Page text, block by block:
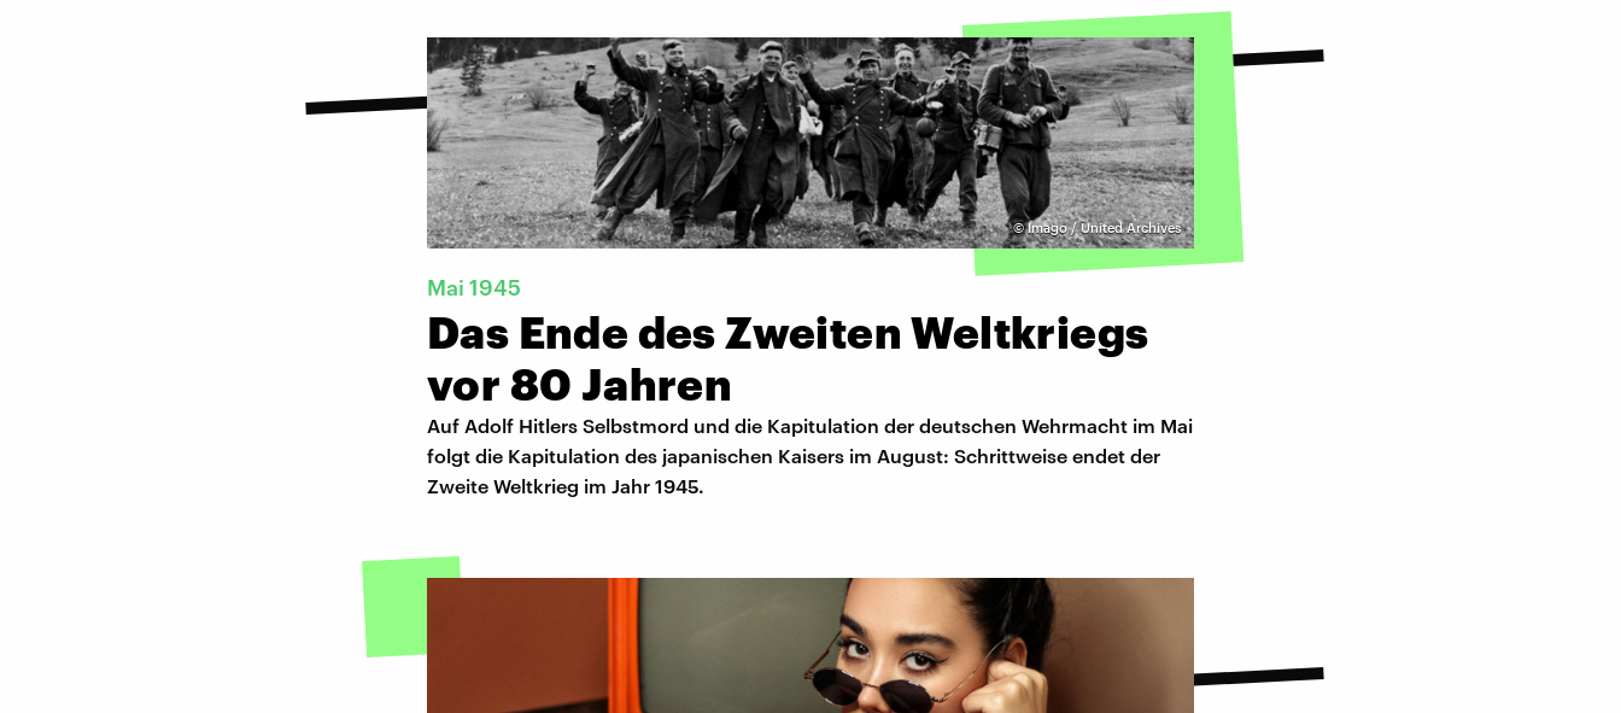
©Imago / United Archives
Mai 1945
Das Ende des Zweiten Weltkriegs
vor 80 Jahren
Auf Adolf Hitlers Selbstmord und die Kapitulation der deutschen Wehrmacht im Mai
folgt die Kapitulation des japanischen Kaisers im August: Schrittweise endet der
Zweite Weltkrieg im Jahr 1945.